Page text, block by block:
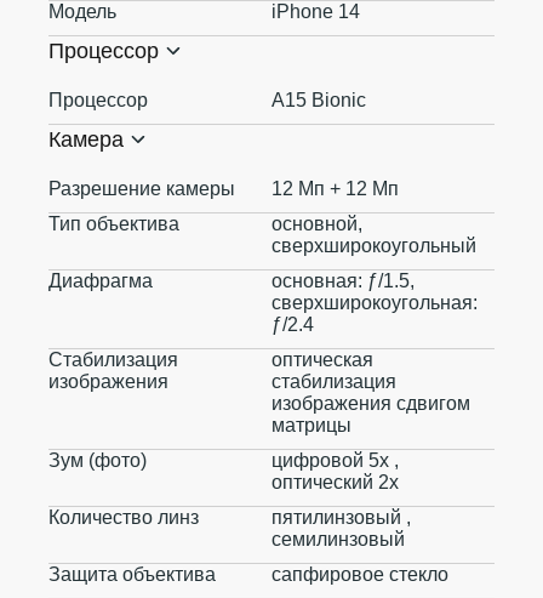
Модель
iPhone 14
Процессор
Процессор A15 Bionic
Камера
Разрешение камеры
12 Мп + 12 Мп
Тип объектива
основной,
сверхширокоугольный
Диафрагма
основная: ƒ/1.5,
сверхширокоугольная:
ƒ/2.4
Стабилизация
изображения
оптическая
стабилизация
изображения сдвигом
матрицы
Зум (фото)
цифровой 5x ,
оптический 2x
Количество линз
пятилинзовый ,
семилинзовый
Защита объектива
сапфировое стекло